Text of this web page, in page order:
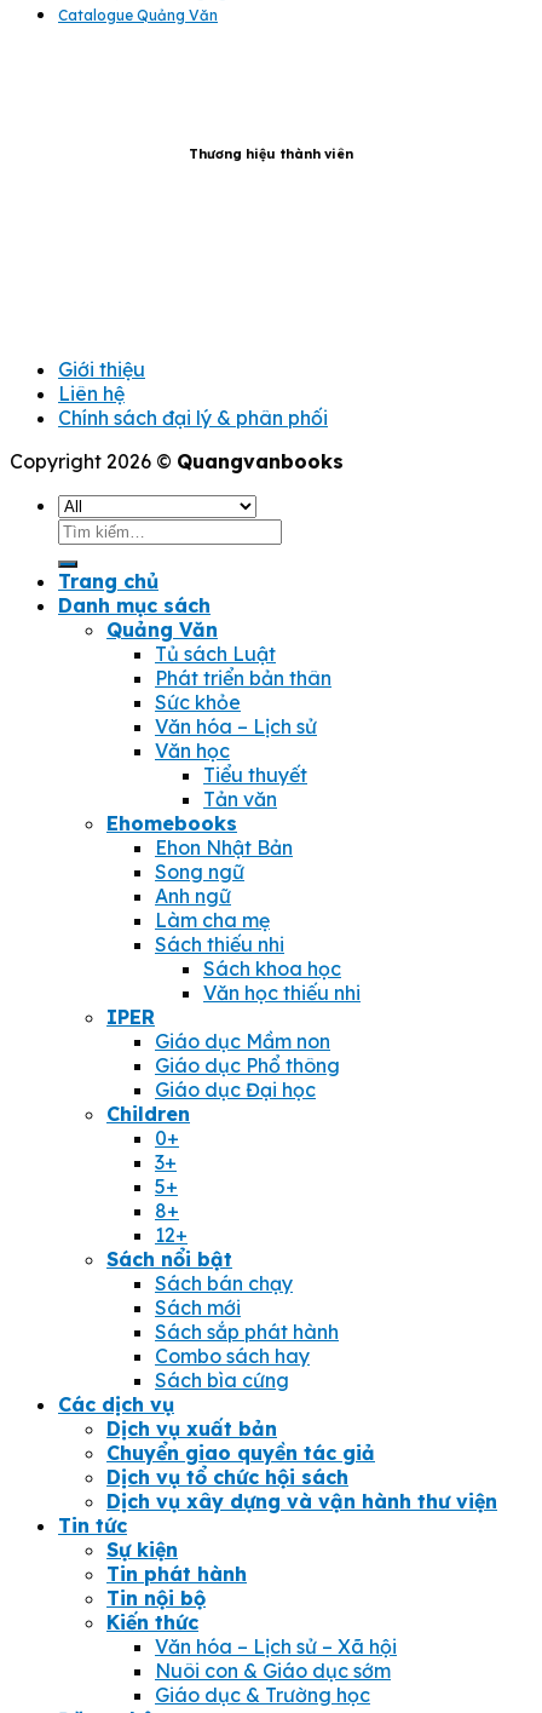
Catalogue Quảng Văn
Thương hiệu thành viên
Giới thiệu
Liên hệ
Chính sách đại lý & phân phối
Copyright 2026 © Quangvanbooks
Tìm
kiếm:
Trang chủ
Danh mục sách
Quảng Văn
Tủ sách Luật
Phát triển bản thân
Sức khỏe
Văn hóa – Lịch sử
Văn học
Tiểu thuyết
Tản văn
Ehomebooks
Ehon Nhật Bản
Song ngữ
Anh ngữ
Làm cha mẹ
Sách thiếu nhi
Sách khoa học
Văn học thiếu nhi
IPER
Giáo dục Mầm non
Giáo dục Phổ thông
Giáo dục Đại học
Children
0+
3+
5+
8+
12+
Sách nổi bật
Sách bán chạy
Sách mới
Sách sắp phát hành
Combo sách hay
Sách bìa cứng
Các dịch vụ
Dịch vụ xuất bản
Chuyển giao quyền tác giả
Dịch vụ tổ chức hội sách
Dịch vụ xây dựng và vận hành thư viện
Tin tức
Sự kiện
Tin phát hành
Tin nội bộ
Kiến thức
Văn hóa – Lịch sử – Xã hội
Nuôi con & Giáo dục sớm
Giáo dục & Trường học